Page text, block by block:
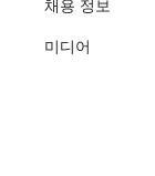
채용 정보
미디어